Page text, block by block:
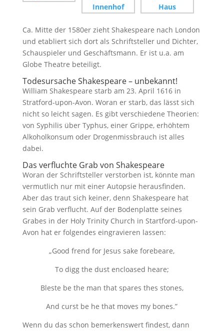
Ca. Mitte der 1580er zieht Shakespeare nach London
und etabliert sich dort als Schriftsteller und Dichter,
Schauspieler und Geschäftsmann. Er ist u.a. am
Globe Theatre beteiligt.
Todesursache Shakespeare – unbekannt!
William Shakespeare starb am 23. April 1616 in
Stratford-upon-Avon. Woran er starb, das lässt sich
nicht so leicht sagen. Es gibt verschiedene Theorien:
von Syphilis über Typhus, einer Grippe, erhöhtem
Alkoholkonsum oder Drogenmissbrauch ist alles
dabei.
Das verfluchte Grab von Shakespeare
Woran der Schriftsteller verstorben ist, könnte man
vermutlich nur mit einer Autopsie herausfinden.
Aber das traut sich keiner, denn Shakespeare hat
sein Grab verflucht. Auf der Bodenplatte seines
Grabes in der Holy Trinity Church in Startford-upon-
Avon hat er folgendes eingravieren lassen:
„Good frend for Jesus sake forebeare,
To digg the dust encloased heare;
Bleste be the man that spares thes stones,
And curst be he that moves my bones.”
Wenn du das schon bemerkenswert findest, dann